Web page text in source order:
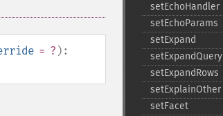
= ? ):
setEchoHandler
setEchoParams
setExpand
setExpandQuery
setExpandRows
setExplainOther
setFacet